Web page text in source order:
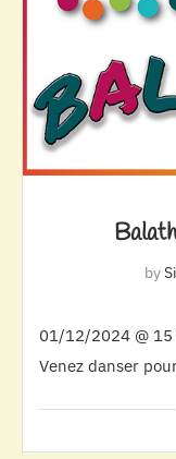
by
01/12/2024 @
Venez danser